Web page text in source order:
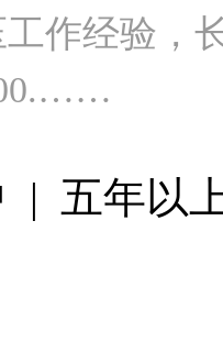
作经验，
| 五年以